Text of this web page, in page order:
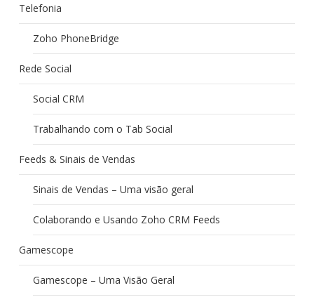
Telefonia
Zoho PhoneBridge
Rede Social
Social CRM
Trabalhando com o Tab Social
Feeds & Sinais de Vendas
Sinais de Vendas – Uma visão geral
Colaborando e Usando Zoho CRM Feeds
Gamescope
Gamescope – Uma Visão Geral